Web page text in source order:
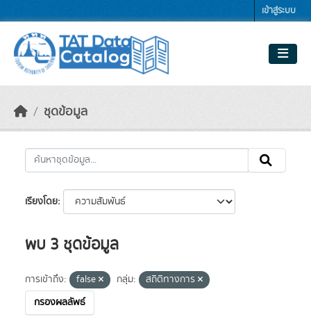
เข้าสู่ระบบ
ชุดข้อมูล
เรียงโดย
พบ 3 ชุดข้อมูล
การเข้าถึง: false กลุ่ม:
สถิติทางการ
กรองผลลัพธ์